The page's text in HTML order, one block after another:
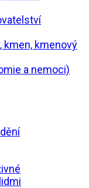
kmen, kmenový
a nemoci)